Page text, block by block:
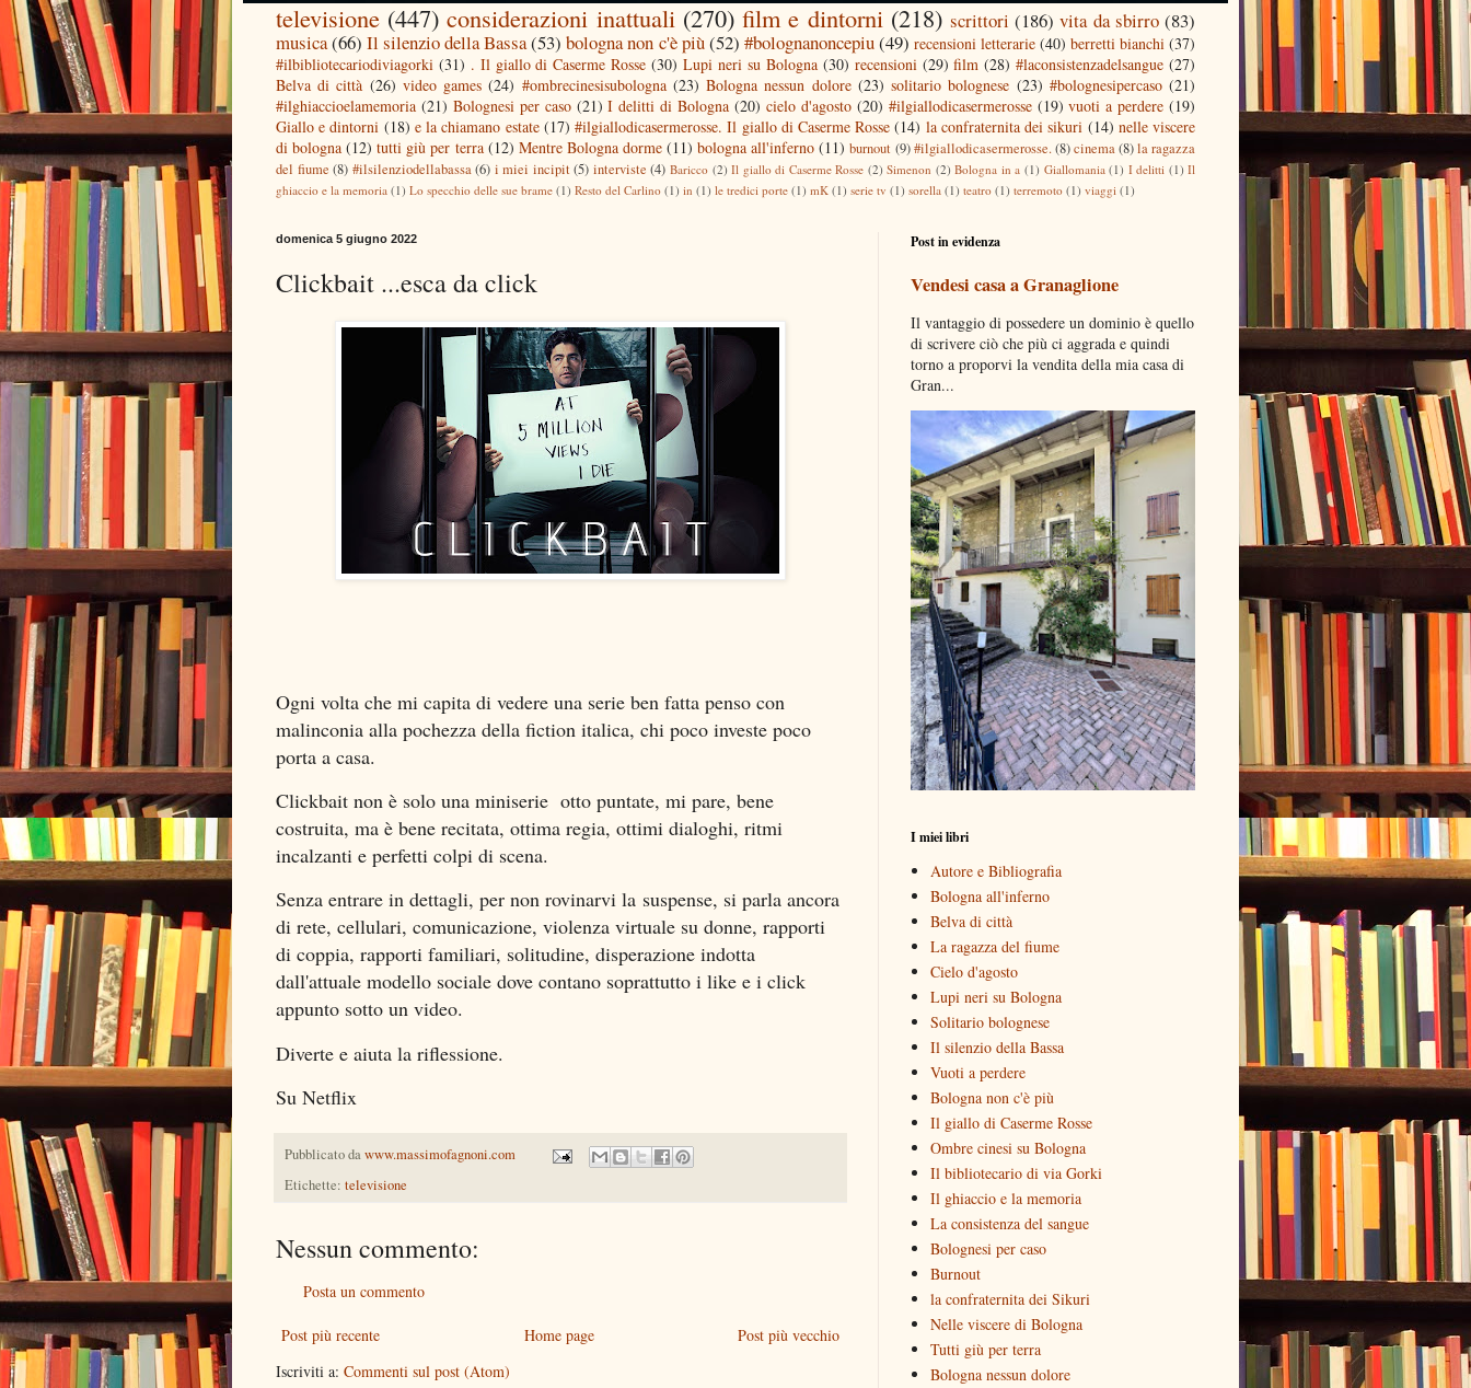
televisione (447) considerazioni inattuali (270) film e dintorni (218) scrittori (186) vita da sbirro (83)
musica(66) Il silenzio della Bassa(53) bologna non c'è più(52) #bolognanoncepiu(49) recensioni letterarie (40) berretti bianchi (37)
#ilbibliotecariodiviagorki (31) . Il giallo di Caserme Rosse (30) Lupi neri su Bologna (30) recensioni (29) film (28) #laconsistenzadelsangue (27)
Belva di città (26) video games (24) #ombrecinesisubologna (23) Bologna nessun dolore (23) solitario bolognese (23) #bolognesipercaso (21)
#ilghiaccioelamemoria (21) Bolognesi per caso (21) I delitti di Bologna (20) cielo d'agosto (20) #ilgiallodicasermerosse (19) vuoti a perdere (19)
Giallo e dintorni (18) e la chiamano estate (17) #ilgiallodicasermerosse. Il giallo di Caserme Rosse (14) la confraternita dei sikuri (14) nelle viscere
di bologna (12) tutti giù per terra (12) Mentre Bologna dorme (11) bologna all'inferno (11) burnout (9) #ilgiallodicasermerosse. (8)cinema(8)la ragazza
del fiume (8) #ilsilenziodellabassa (6) i miei incipit (5) interviste (4) Baricco (2) Il giallo di Caserme Rosse (2) Simenon (2) Bologna in a (1) Giallomania (1) I delitti (1) Il
ghiaccio e la memoria (1) Lo specchio delle sue brame (1) Resto del Carlino (1) in (1) le tredici porte (1) mK (1) serie tv (1) sorella (1) teatro (1) terremoto (1) viaggi (1)
domenica 5 giugno 2022
Clickbait ...esca da click
Ogni volta che mi capita di vedere una serie ben fatta penso con
malinconia alla pochezza della fiction italica, chi poco investe poco
porta a casa.
Clickbait non è solo una miniserie otto puntate, mi pare, bene
costruita, ma è bene recitata, ottima regia, ottimi dialoghi, ritmi
incalzanti e perfetti colpi di scena.
Senza entrare in dettagli, per non rovinarvi la suspense, si parla ancora
di rete, cellulari, comunicazione, violenza virtuale su donne, rapporti
di coppia, rapporti familiari, solitudine, disperazione indotta
dall'attuale modello sociale dove contano soprattutto i like e i click
appunto sotto un video.
Diverte e aiuta la riflessione.
Su Netflix
Pubblicato dawww.massimofagnoni.com
Etichette: televisione
Nessun commento:
Posta un commento
Post più recente Post più vecchio
Home page
Iscriviti a: Commenti sul post (Atom)
Post in evidenza
Vendesi casa a Granaglione
Il vantaggio di possedere un dominio è quello
di scrivere ciò che più ci aggrada e quindi
torno a proporvi la vendita della mia casa di
Gran...
I miei libri
Autore e Bibliografia
Bologna all'inferno
Belva di città
La ragazza del fiume
Cielo d'agosto
Lupi neri su Bologna
Solitario bolognese
Il silenzio della Bassa
Vuoti a perdere
Bologna non c'è più
Il giallo di Caserme Rosse
Ombre cinesi su Bologna
Il bibliotecario di via Gorki
Il ghiaccio e la memoria
La consistenza del sangue
Bolognesi per caso
Burnout
la confraternita dei Sikuri
Nelle viscere di Bologna
Tutti giù per terra
Bologna nessun dolore